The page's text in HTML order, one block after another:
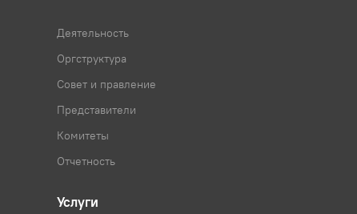
Деятельность
Оргструктура
Совет и правление
Представители
Комитеты
Отчетность
Услуги